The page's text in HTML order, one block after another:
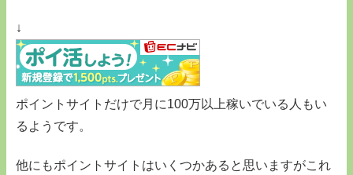
↓
ポイントサイトだけで月に100万以上稼いでいる人もい
るようです。
他にもポイントサイトはいくつかあると思いますがこれ